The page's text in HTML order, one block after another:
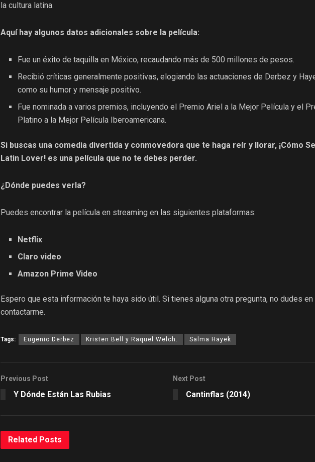
la cultura latina.
Aquí hay algunos datos adicionales sobre la película:
Fue un éxito de taquilla en México, recaudando más de 500 millones de pesos.
Recibió críticas generalmente positivas, elogiando las actuaciones de Derbez y
como su humor y mensaje positivo.
Fue nominada a varios premios, incluyendo el Premio Ariel a la Mejor Película y el
Platino a la Mejor Película Iberoamericana.
Si buscas una comedia divertida y conmovedora que te haga reír y llorar, ¡Cómo
Latin Lover! es una película que no te debes perder.
¿Dónde puedes verla?
Puedes encontrar la película en streaming en las siguientes plataformas:
Netflix
Claro video
Amazon Prime Video
Espero que esta información te haya sido útil. Si tienes alguna otra pregunta, no dudes en
contactarme.
Tags: Eugenio Derbez Kristen Bell y Raquel Welch. Salma Hayek
Previous Post
Y Dónde Están Las Rubias
Next Post
Cantinflas (2014)
Related Posts